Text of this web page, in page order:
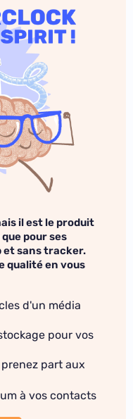
il est le produit
pour ses
et sans tracker.
qualité en vous
d'un média
pour vos
part aux
à vos contacts